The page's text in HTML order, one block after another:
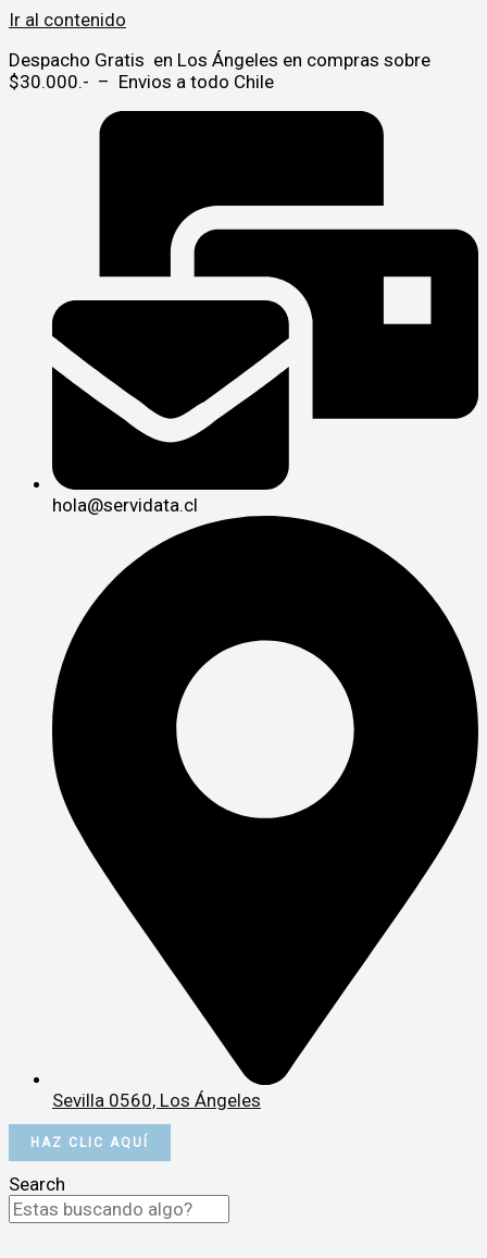
Ir al contenido
Despacho Gratis en Los Ángeles en compras sobre
$30.000.- – Envios a todo Chile
hola@servidata.cl
Sevilla 0560, Los Ángeles
HAZ CLIC AQUÍ
Search